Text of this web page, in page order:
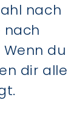
nach
nach
du
dir alle